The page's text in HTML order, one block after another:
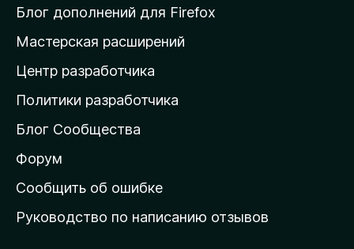
и
а
д
о
а
ш
н
ю
Блог дополнений для Firefox
Мастерская расширений
Центр разработчика
Политики разработчика
Блог Сообщества
Форум
Сообщить об ошибке
Руководство по написанию отзывов